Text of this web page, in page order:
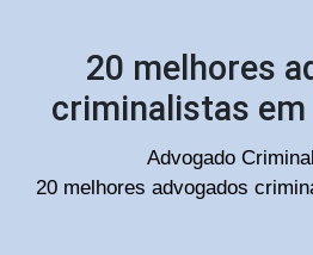
20 melhores
criminalistas em
Advogado Criminal
20 melhores advogados